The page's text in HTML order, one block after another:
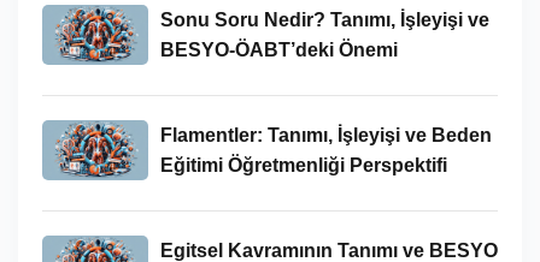
Sonu Soru Nedir? Tanımı, İşleyişi ve
BESYO-ÖABT’deki Önemi
Flamentler: Tanımı, İşleyişi ve Beden
Eğitimi Öğretmenliği Perspektifi
Egitsel Kavramının Tanımı ve BESYO